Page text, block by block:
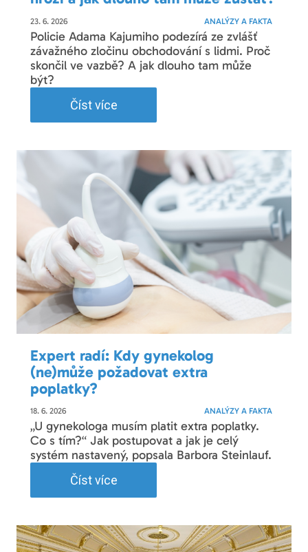
23. 6. 2026 ANALÝZY A FAKTA
Policie Adama Kajumiho podezírá ze zvlášť
závažného zločinu obchodování s lidmi. Proč
skončil ve vazbě? A jak dlouho tam může
být?
Číst více
Expert radí: Kdy gynekolog
(ne)může požadovat extra
poplatky?
18. 6. 2026 ANALÝZY A FAKTA
„U gynekologa musím platit extra poplatky.
Co s tím?“ Jak postupovat a jak je celý
systém nastavený, popsala Barbora Steinlauf.
Číst více